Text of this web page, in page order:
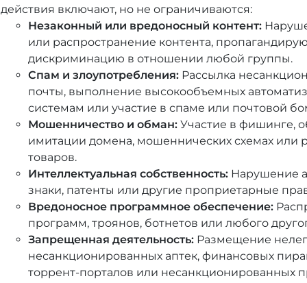
действия включают, но не ограничиваются:
Незаконный или вредоносный контент:
или распространение контента,
дискриминацию в отношении любой группы.
Спам и злоупотребления:Рассылка
почты, выполнение высокообъемных
системам или участие в спаме или почтовой
Мошенничество и обман:Участие в фишинге,
имитации домена, мошеннических схемах или
товаров.
Интеллектуальная собственность:Нарушение
знаки, патенты или другие проприетарные
Вредоносное программное обеспечение:
программ, троянов, ботнетов или любого
Запрещенная деятельность:Размещение
несанкционированных аптек, финансовых
торрент-порталов или несанкционированных